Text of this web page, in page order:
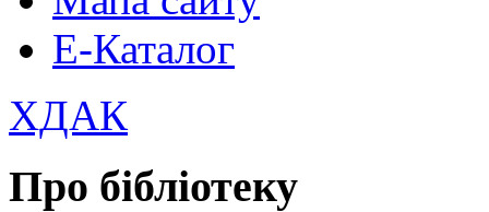
Е-Каталог
ХДАК
Про бібліотеку